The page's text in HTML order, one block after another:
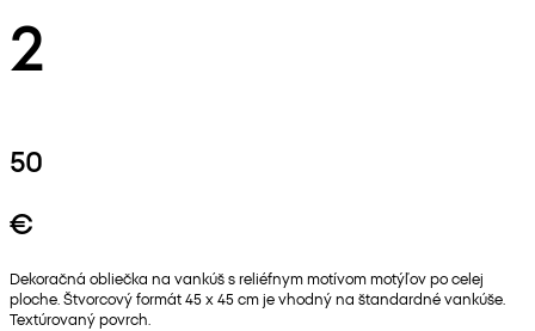
2
50
€
Dekoračná obliečka na vankúš s reliéfnym motívom motýľov po celej
ploche. Štvorcový formát 45 x 45 cm je vhodný na štandardné vankúše.
Textúrovaný povrch.